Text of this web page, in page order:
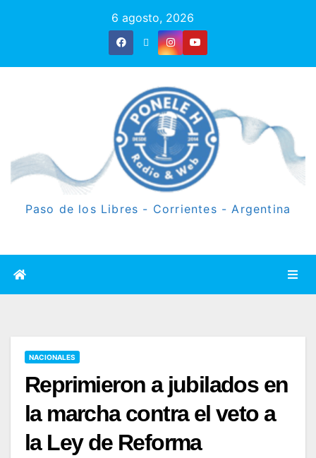
6 agosto, 2026
Paso de los Libres - Corrientes - Argentina
NACIONALES
Reprimieron a jubilados en
la marcha contra el veto a
la Ley de Reforma